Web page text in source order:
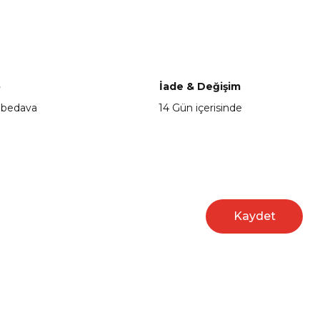
İade & Değişim
14 Gün içerisinde
Kaydet